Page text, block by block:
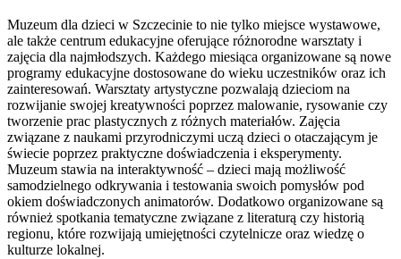
Muzeum dla dzieci w Szczecinie to nie tylko miejsce wystawowe,
ale także centrum edukacyjne oferujące różnorodne warsztaty i
zajęcia dla najmłodszych. Każdego miesiąca organizowane są nowe
programy edukacyjne dostosowane do wieku uczestników oraz ich
zainteresowań. Warsztaty artystyczne pozwalają dzieciom na
rozwijanie swojej kreatywności poprzez malowanie, rysowanie czy
tworzenie prac plastycznych z różnych materiałów. Zajęcia
związane z naukami przyrodniczymi uczą dzieci o otaczającym je
świecie poprzez praktyczne doświadczenia i eksperymenty.
Muzeum stawia na interaktywność – dzieci mają możliwość
samodzielnego odkrywania i testowania swoich pomysłów pod
okiem doświadczonych animatorów. Dodatkowo organizowane są
również spotkania tematyczne związane z literaturą czy historią
regionu, które rozwijają umiejętności czytelnicze oraz wiedzę o
kulturze lokalnej.